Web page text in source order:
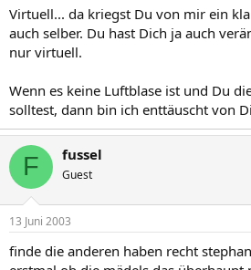
Virtuell... da kriegst Du von mir ein
auch selber. Du hast Dich ja auch
nur virtuell.
Wenn es keine Luftblase ist und Du
solltest, dann bin ich enttäuscht von
F fussel
Guest
13 Juni 2003
finde die anderen haben recht